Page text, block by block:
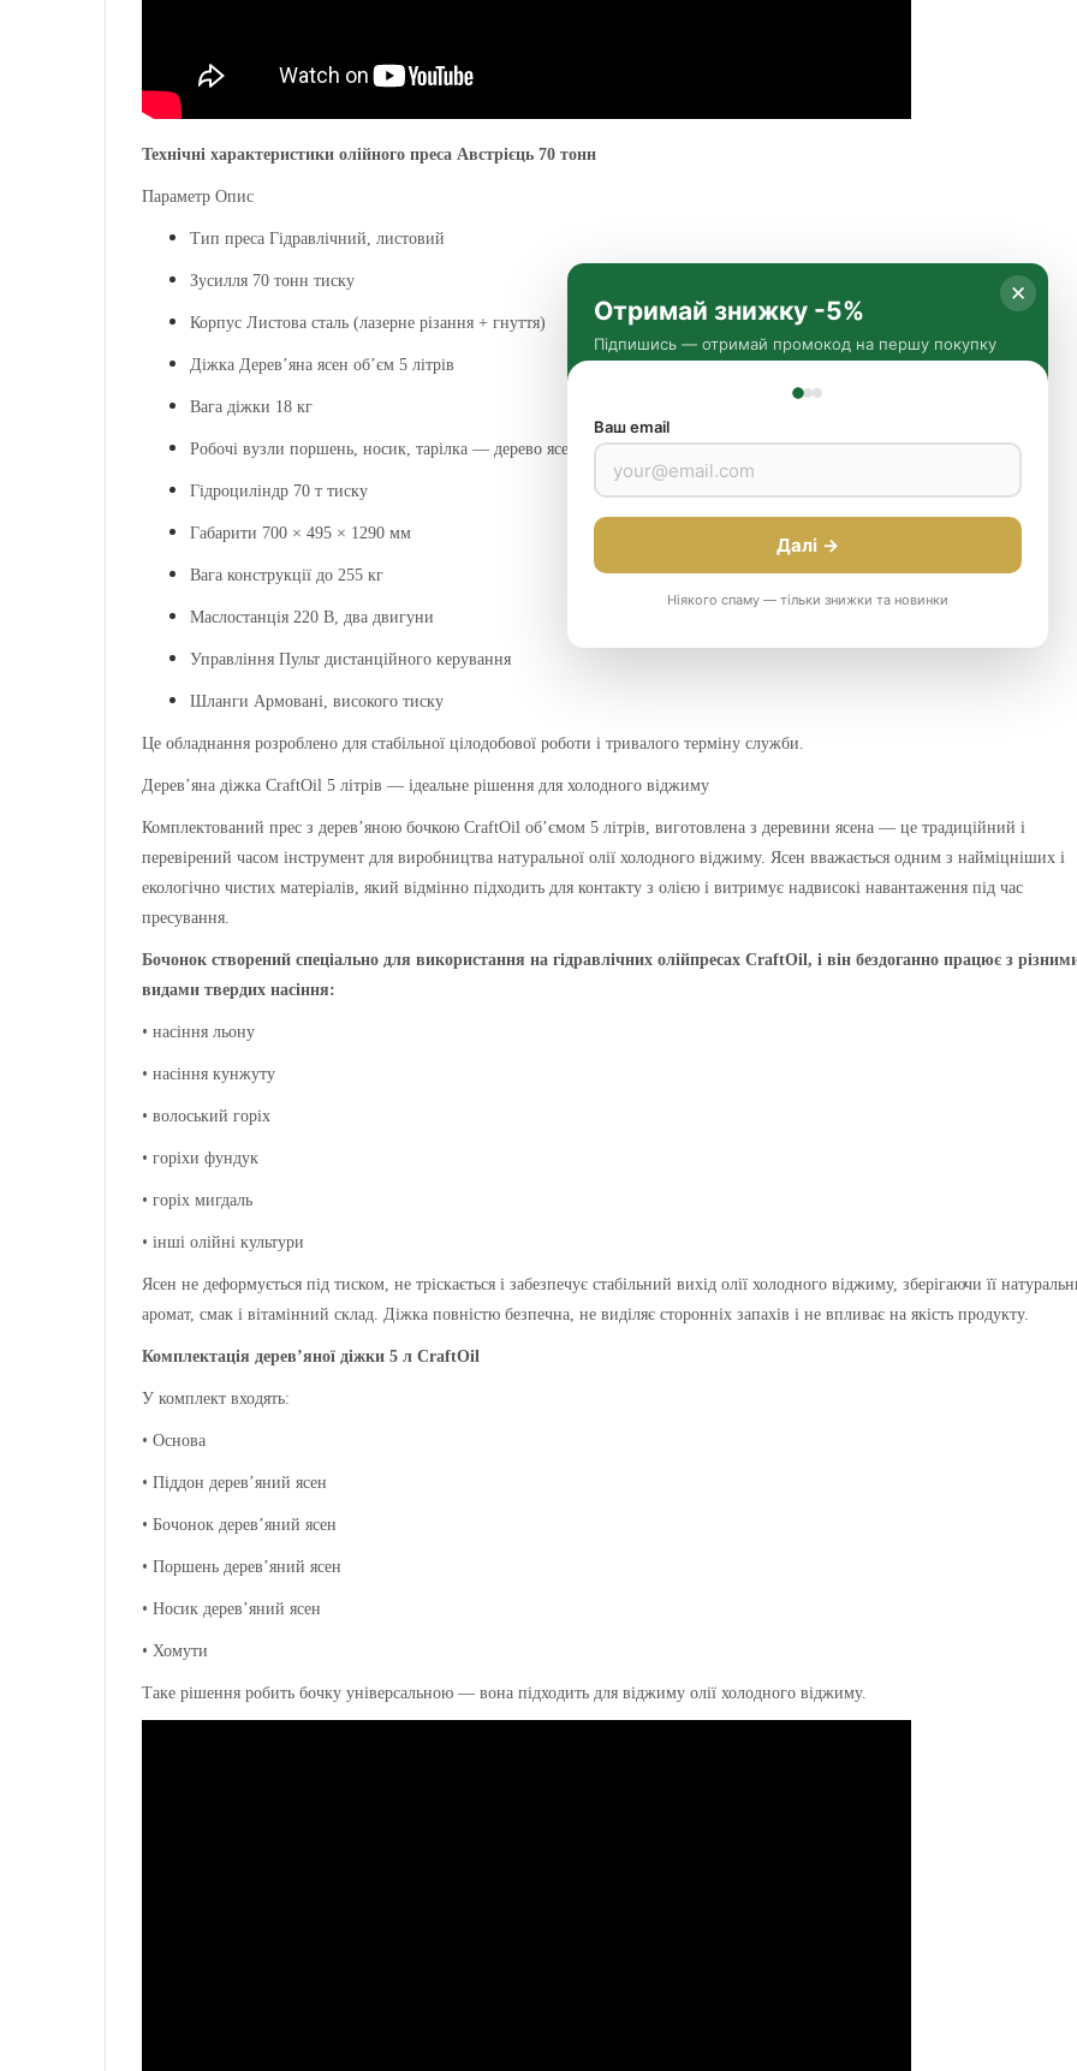
Технічні характеристики олійного преса Австрієць 70 тонн
Параметр Опис
Тип преса Гідравлічний, листовий
Зусилля 70 тонн тиску
Корпус Листова сталь (лазерне різання + гнуття)
Діжка Дерев’яна ясен об’єм 5 літрів
Вага діжки 18 кг
Робочі вузли поршень, носик, тарілка — дерево ясен, хомути — метал
Гідроциліндр 70 т тиску
Габарити 700 × 495 × 1290 мм
Вага конструкції до 255 кг
Маслостанція 220 В, два двигуни
Управління Пульт дистанційного керування
Шланги Армовані, високого тиску
Це обладнання розроблено для стабільної цілодобової роботи і тривалого терміну служби.
Дерев’яна діжка CraftOil 5 літрів — ідеальне рішення для холодного віджиму
Комплектований прес з дерев’яною бочкою CraftOil об’ємом 5 літрів, виготовлена з деревини ясена — це традиційний і
перевірений часом інструмент для виробництва натуральної олії холодного віджиму. Ясен вважається одним з найміцніших і
екологічно чистих матеріалів, який відмінно підходить для контакту з олією і витримує надвисокі навантаження під час
пресування.
Бочонок створений спеціально для використання на гідравлічних олійпресах CraftOil, і він бездоганно працює з
видами твердих насіння:
• насіння льону
• насіння кунжуту
• волоський горіх
• горіхи фундук
• горіх мигдаль
• інші олійні культури
Ясен не деформується під тиском, не тріскається і забезпечує стабільний вихід олії холодного віджиму, зберігаючи її
аромат, смак і вітамінний склад. Діжка повністю безпечна, не виділяє сторонніх запахів і не впливає на якість продукту.
Комплектація дерев’яної діжки 5 л CraftOil
У комплект входять:
• Основа
• Піддон дерев’яний ясен
• Бочонок дерев’яний ясен
• Поршень дерев’яний ясен
• Носик дерев’яний ясен
• Хомути
Таке рішення робить бочку універсальною — вона підходить для віджиму олії холодного віджиму.
✕
Отримай знижку -5%
Підпишись — отримай промокод на першу покупку
Ваш email
Далі →
Ніякого спаму — тільки знижки та новинки